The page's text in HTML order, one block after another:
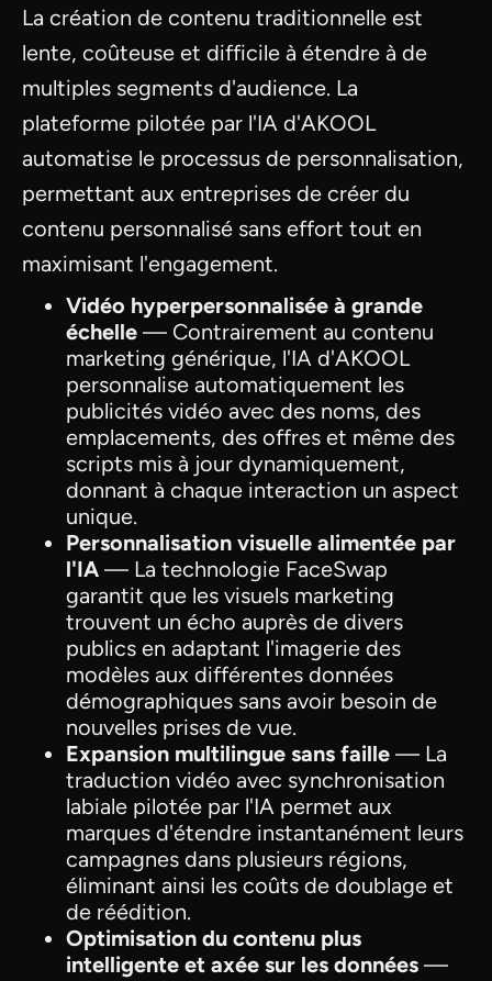
La création de contenu traditionnelle est
lente, coûteuse et difficile à étendre à de
multiples segments d'audience. La
plateforme pilotée par l'IA d'AKOOL
automatise le processus de personnalisation,
permettant aux entreprises de créer du
contenu personnalisé sans effort tout en
maximisant l'engagement.
Vidéo hyperpersonnalisée à grande
échelle — Contrairement au contenu
marketing générique, l'IA d'AKOOL
personnalise automatiquement les
publicités vidéo avec des noms, des
emplacements, des offres et même des
scripts mis à jour dynamiquement,
donnant à chaque interaction un aspect
unique.
Personnalisation visuelle alimentée par
l'IA — La technologie FaceSwap
garantit que les visuels marketing
trouvent un écho auprès de divers
publics en adaptant l'imagerie des
modèles aux différentes données
démographiques sans avoir besoin de
nouvelles prises de vue.
Expansion multilingue sans faille — La
traduction vidéo avec synchronisation
labiale pilotée par l'IA permet aux
marques d'étendre instantanément leurs
campagnes dans plusieurs régions,
éliminant ainsi les coûts de doublage et
de réédition.
Optimisation du contenu plus
intelligente et axée sur les données —